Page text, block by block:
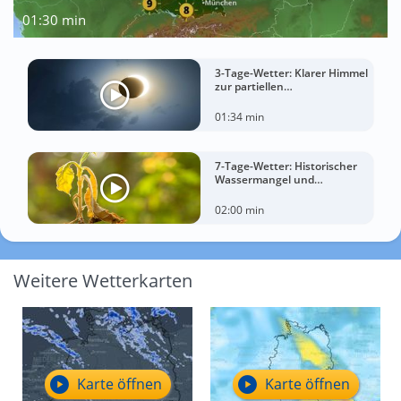
01:30 min
3-Tage-Wetter: Klarer Himmel
zur partiellen
Mittwoch?
01:34 min
7-Tage-Wetter: Historischer
Wassermangel und
02:00 min
Weitere Wetterkarten
Karte öffnen Karte öffnen